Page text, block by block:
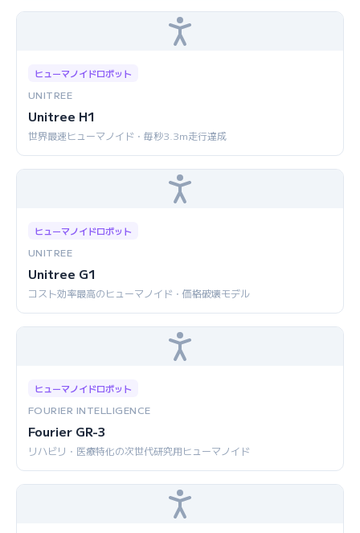
ヒューマノイドロボット
UNITREE
Unitree H1
世界最速ヒューマノイド・毎秒3.3m走行達成
ヒューマノイドロボット
UNITREE
Unitree G1
コスト効率最高のヒューマノイド・価格破壊モデル
ヒューマノイドロボット
FOURIER INTELLIGENCE
Fourier GR-3
リハビリ・医療特化の次世代研究用ヒューマノイド